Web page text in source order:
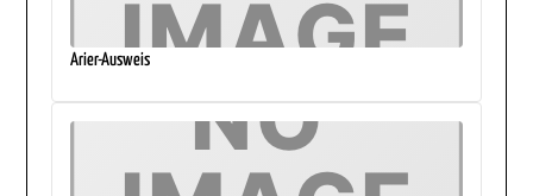
Arier-Ausweis